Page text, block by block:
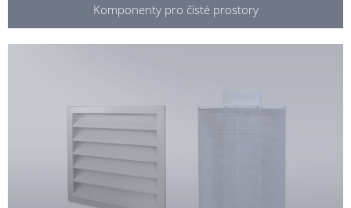
Komponenty pro čisté prostory